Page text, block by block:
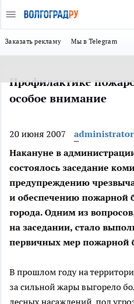
Заказать рекламу Мы в Telegram
Профилактике
особое внимание
20 июня 2007
administrator
Накануне в
состоялось заседание
предупреждению
и обеспечению пожарной
города. Одним из
на заседании, стало
первичных мер пожарной
В прошлом году на
за сильной жары выгорело